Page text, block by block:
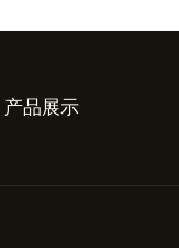
产品展示